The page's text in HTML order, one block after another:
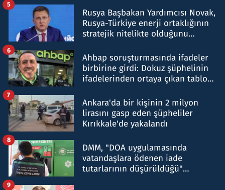
Rusya Başbakan Yardımcısı Novak,
Rusya-Türkiye enerji ortaklığının
stratejik nitelikte olduğunu
5
Ahbap soruşturmasında ifadeler
birbirine girdi: Dokuz şüphelinin
ifadelerinden ortaya çıkan tablo
6
Ankara'da bir kişinin 2 milyon
lirasını gasp eden şüpheliler
Kırıkkale'de yakalandı
7
DMM, "DOA uygulamasında
vatandaşlara ödenen iade
tutarlarının düşürüldüğü"
8
9